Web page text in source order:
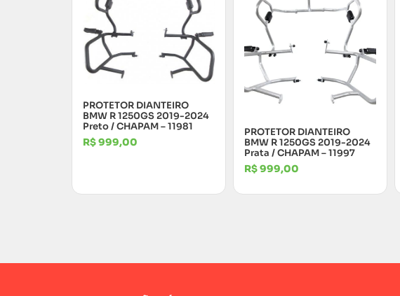
PROTETOR DIANTEIRO
BMW R 1250GS 2019-2024
Preto / CHAPAM – 11981
R$999,00
PROTETOR DIANTEIRO
BMW R 1250GS 2019-2024
Prata / CHAPAM – 11997
R$999,00